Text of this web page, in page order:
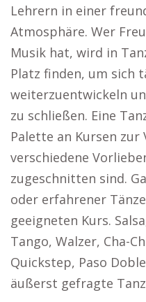
Lehrern in einer
Atmosphäre. Wer
Musik hat, wird in
Platz finden, um sich
weiterzuentwickeln
zu schließen. Eine
Palette an Kursen
verschiedene
zugeschnitten sind.
oder erfahrener
geeigneten Kurs.
Tango, Walzer, Cha-
Quickstep, Paso
äußerst gefragte